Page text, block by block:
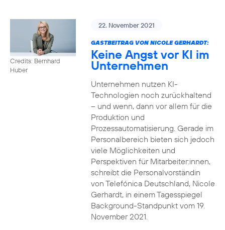
Credits: Bernhard
Huber
22. November 2021
GASTBEITRAG VON NICOLE GERHARDT:
Keine Angst vor KI im
Unternehmen
Unternehmen nutzen KI-
Technologien noch zurückhaltend
– und wenn, dann vor allem für die
Produktion und
Prozessautomatisierung. Gerade im
Personalbereich bieten sich jedoch
viele Möglichkeiten und
Perspektiven für Mitarbeiter:innen,
schreibt die Personalvorständin
von Telefónica Deutschland, Nicole
Gerhardt, in einem Tagesspiegel
Background-Standpunkt vom 19.
November 2021.